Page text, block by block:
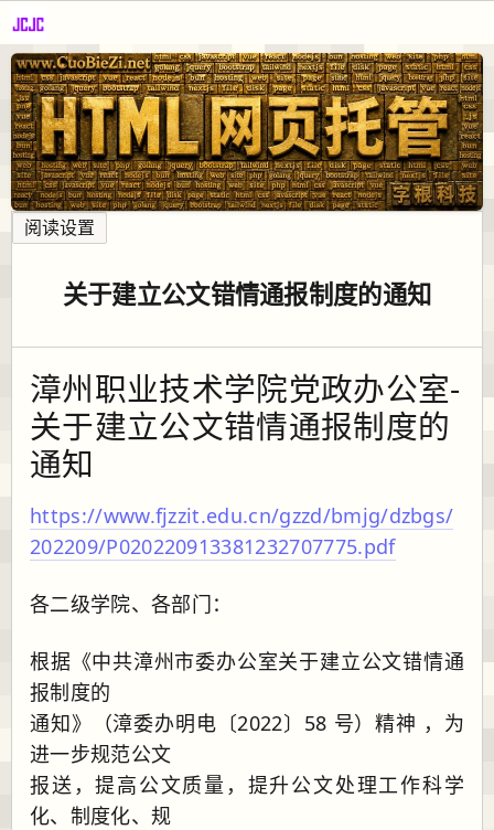
阅读设置
关于建立公文错情通报制度的通知
漳州职业技术学院党政办公室-
关于建立公文错情通报制度的
通知
https://www.fjzzit.edu.cn/gzzd/bmjg/dzbgs/
202209/P020220913381232707775.pdf
各二级学院、各部门：
根据《中共漳州市委办公室关于建立公文错情通
报制度的
通知》（漳委办明电〔2022〕58 号）精神 ，为
进一步规范公文
报送，提高公文质量，提升公文处理工作科学
化、制度化、规